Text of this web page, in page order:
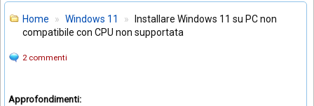
Home Windows 11
Installare Windows 11 su PC non
compatibile con CPU non supportata
2 commenti
Approfondimenti: